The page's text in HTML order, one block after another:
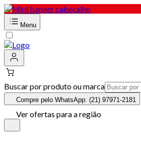
Menu
Buscar por produto ou marca
Compre pelo WhatsApp: (21) 97971-2181
Ver ofertas para a região